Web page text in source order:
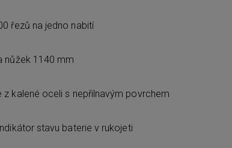
řezů na jedno nabití
nůžek 1140 mm
z kalené oceli s nepřilnavým povrchem
stavu baterie v rukojeti